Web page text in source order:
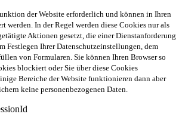
der Website erforderlich und können in Ihren
werden. In der Regel werden diese Cookies nur als
Aktionen gesetzt, die einer Dienstanforderung
Festlegen Ihrer Datenschutzeinstellungen, dem
von Formularen. Sie können Ihren Browser so
blockiert oder Sie über diese Cookies
Bereiche der Website funktionieren dann aber
keine personenbezogenen Daten.